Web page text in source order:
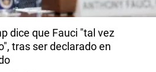
dice que Fauci "tal vez
tras ser declarado en